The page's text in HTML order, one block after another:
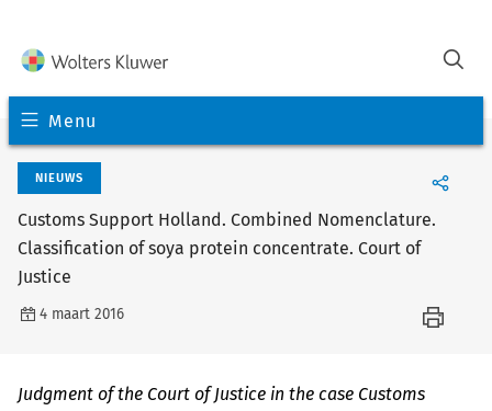
Menu
NIEUWS
Customs Support Holland. Combined Nomenclature.
Classification of soya protein concentrate. Court of
Justice
4 maart 2016
Judgment of the Court of Justice in the case Customs